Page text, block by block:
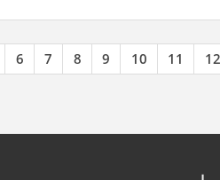
6 7 8 9 10 11 12